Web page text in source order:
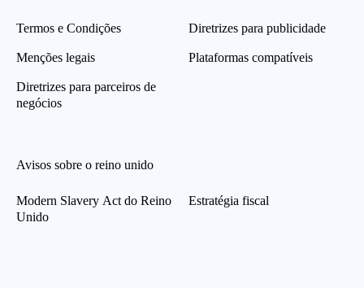
Termos e Condições
Menções legais
Diretrizes para parceiros de
negócios
Diretrizes para publicidade
Plataformas compatíveis
Avisos sobre o reino unido
Modern Slavery Act do Reino
Unido
Estratégia fiscal